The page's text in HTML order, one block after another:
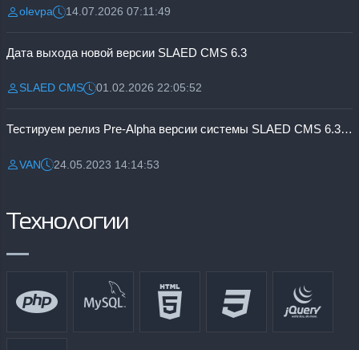
Разместил:
olevpaДата:14.07.2026 07:11:49
Дата выхода новой версии SLAED CMS 6.3
Разместил:
SLAED CMSДата:01.02.2026 22:05:52
Тестируем релиз Pre-Alpha версии системы SLAED CMS 6.3 Pro
Разместил:
VANДата:24.05.2023 14:14:53
Технологии